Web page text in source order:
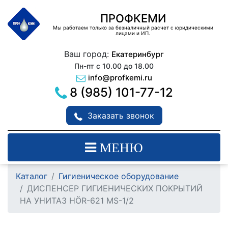
ПРОФКЕМИ
Мы работаем только за безналичный расчет с юридическими
лицами и ИП.
Ваш город: Екатеринбург
Пн-пт с 10.00 до 18.00
info@profkemi.ru
8 (985) 101-77-12
Заказать звонок
МЕНЮ
Каталог
Гигиеническое оборудование
ДИСПЕНСЕР ГИГИЕНИЧЕСКИХ ПОКРЫТИЙ
НА УНИТАЗ HÖR-621 MS-1/2